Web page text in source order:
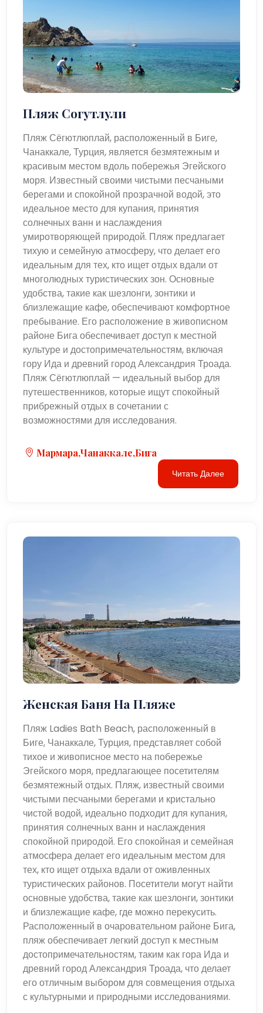
Пляж Согутлули
Пляж Сёгютлюплай, расположенный в Биге,
Чанаккале, Турция, является безмятежным и
красивым местом вдоль побережья Эгейского
моря. Известный своими чистыми песчаными
берегами и спокойной прозрачной водой, это
идеальное место для купания, принятия
солнечных ванн и наслаждения
умиротворяющей природой. Пляж предлагает
тихую и семейную атмосферу, что делает его
идеальным для тех, кто ищет отдых вдали от
многолюдных туристических зон. Основные
удобства, такие как шезлонги, зонтики и
близлежащие кафе, обеспечивают комфортное
пребывание. Его расположение в живописном
районе Бига обеспечивает доступ к местной
культуре и достопримечательностям, включая
гору Ида и древний город Александрия Троада.
Пляж Сёгютлюплай — идеальный выбор для
путешественников, которые ищут спокойный
прибрежный отдых в сочетании с
возможностями для исследования.
Мармара,Чанаккале,Бига
Читать Далее
Женская Баня На Пляже
Пляж Ladies Bath Beach, расположенный в
Биге, Чанаккале, Турция, представляет собой
тихое и живописное место на побережье
Эгейского моря, предлагающее посетителям
безмятежный отдых. Пляж, известный своими
чистыми песчаными берегами и кристально
чистой водой, идеально подходит для купания,
принятия солнечных ванн и наслаждения
спокойной природой. Его спокойная и семейная
атмосфера делает его идеальным местом для
тех, кто ищет отдыха вдали от оживленных
туристических районов. Посетители могут найти
основные удобства, такие как шезлонги, зонтики
и близлежащие кафе, где можно перекусить.
Расположенный в очаровательном районе Бига,
пляж обеспечивает легкий доступ к местным
достопримечательностям, таким как гора Ида и
древний город Александрия Троада, что делает
его отличным выбором для совмещения отдыха
с культурными и природными исследованиями.